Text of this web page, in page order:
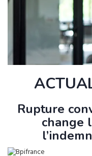
Rupture
change